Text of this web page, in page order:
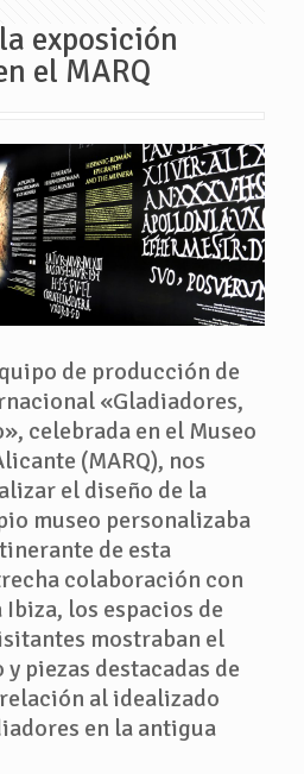
exposición
el MARQ
de producción de
«Gladiadores,
celebrada en el Museo
(MARQ), nos
el diseño de la
museo personalizaba
de esta
colaboración con
los espacios de
mostraban el
piezas destacadas de
al idealizado
en la antigua